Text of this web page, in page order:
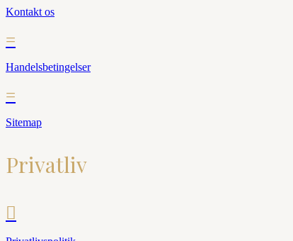
Kontakt os
=
Handelsbetingelser
=
Sitemap
Privatliv
